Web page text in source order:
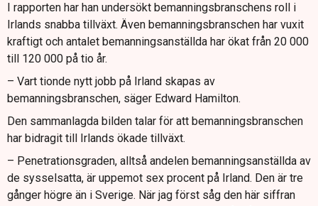
I rapporten har han undersökt bemanningsbranschens roll i
Irlands snabba tillväxt. Även bemanningsbranschen har vuxit
kraftigt och antalet bemanningsanställda har ökat från 20 000
till 120 000 på tio år.
– Vart tionde nytt jobb på Irland skapas av
bemanningsbranschen, säger Edward Hamilton.
Den sammanlagda bilden talar för att bemanningsbranschen
har bidragit till Irlands ökade tillväxt.
– Penetrationsgraden, alltså andelen bemanningsanställda av
de sysselsatta, är uppemot sex procent på Irland. Den är tre
gånger högre än i Sverige. När jag först såg den här siffran